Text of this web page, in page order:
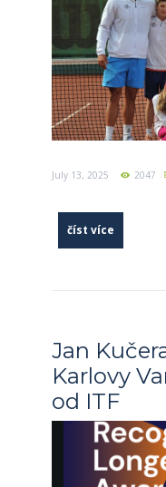
July 13, 2025 2047
číst více
Jan
Karlovy
od ITF